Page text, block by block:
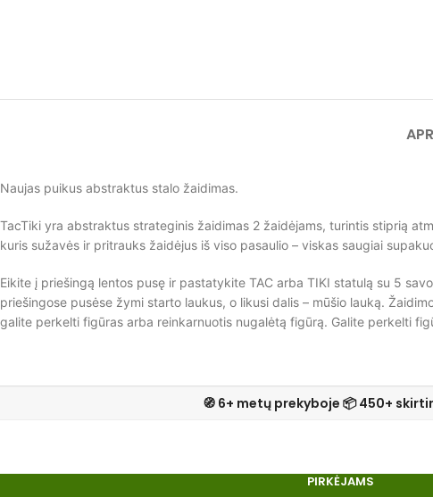
Naujas puikus abstraktus stalo žaidimas.
TacTiki yra abstraktus strateginis žaidimas 2 žaidėjams, turintis stiprią
kuris sužavės ir pritrauks žaidėjus iš viso pasaulio – viskas saugiai
Eikite į priešingą lentos pusę ir pastatykite TAC arba TIKI statulą su 5
priešingose pusėse žymi starto laukus, o likusi dalis – mūšio lauką.
galite perkelti figūras arba reinkarnuotis nugalėtą figūrą. Galite perkelti
🧭 6+ metų prekyboje 📦 450+
PIRKĖJAMS